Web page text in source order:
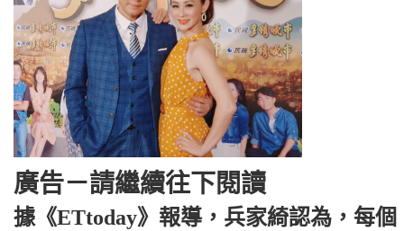
廣告－請繼續往下閱讀
據《ETtoday》報導，兵家綺認為，每個